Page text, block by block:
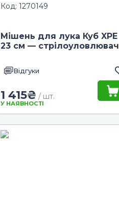
Код: 1270149
Мішень для лука Куб XPE
23 см — стрілоуловлювач
Відгуки
1 415₴ / шт.
У НАЯВНОСТІ